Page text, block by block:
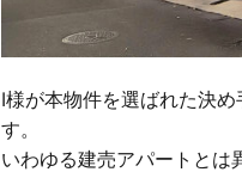
I様が本物件を選ばれた決
す。
いわゆる建売アパートとは